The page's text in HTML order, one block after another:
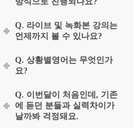
Q. 라이브 및 녹화본 강의는
언제까지 볼 수 있나요?
Q. 상황별영어는 무엇인가
요?
Q. 이번달이 처음인데, 기존
에 듣던 분들과 실력차이가
날까봐 걱정돼요.